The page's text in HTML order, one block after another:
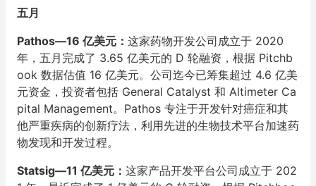
五月
Pathos—16 亿美元： 这家药物开发公司成立于 2020
年，五月完成了 3.65 亿美元的 D 轮融资，根据 Pitchb
ook 数据估值 16 亿美元。公司迄今已筹集超过 4.6 亿美
元资金，投资者包括 General Catalyst 和 Altimeter Ca
pital Management。Pathos 专注于开发针对癌症和其
他严重疾病的创新疗法，利用先进的生物技术平台加速药
物发现和开发过程。
Statsig—11 亿美元： 这家产品开发平台公司成立于 202